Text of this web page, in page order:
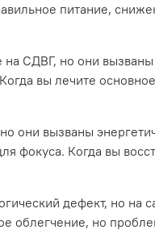
питание,
СДВГ, но они
вы лечите
они вызваны
фокуса. Когда вы
дефект, но на
облегчение, но